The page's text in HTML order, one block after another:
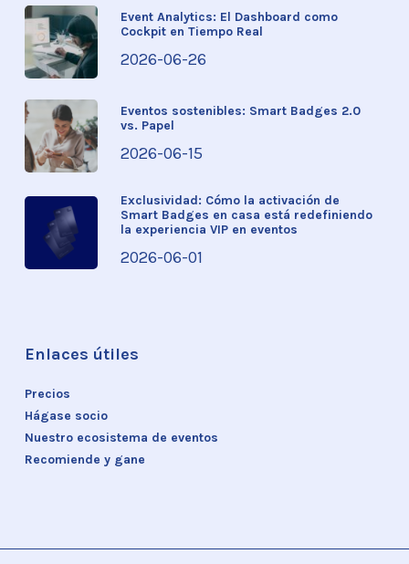
Event Analytics: El Dashboard como
Cockpit en Tiempo Real
2026-06-26
Eventos sostenibles: Smart Badges 2.0
vs. Papel
2026-06-15
Exclusividad: Cómo la activación de
Smart Badges en casa está redefiniendo
la experiencia VIP en eventos
2026-06-01
Enlaces útiles
Precios
Hágase socio
Nuestro ecosistema de eventos
Recomiende y gane